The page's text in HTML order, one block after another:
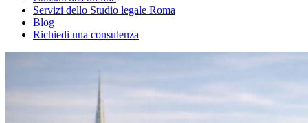
Servizi dello Studio legale Roma
Blog
Richiedi una consulenza